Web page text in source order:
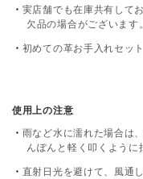
実店舗でも在庫共有して
欠品の場合がございます。
初めての革お手入れセッ
使用上の注意
雨など水に濡れた場合は
んぽんと軽く叩くように
直射日光を避けて、風通